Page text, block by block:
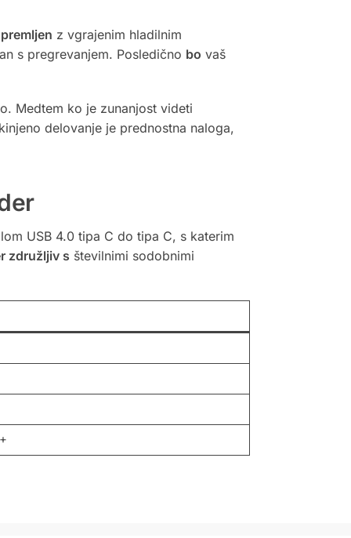
z vgrajenim hladilnim
s pregrevanjem. Posledično bo vaš
Medtem ko je zunanjost videti
delovanje je prednostna naloga,
USB 4.0 tipa C do tipa C, s katerim
združljiv s številnimi sodobnimi